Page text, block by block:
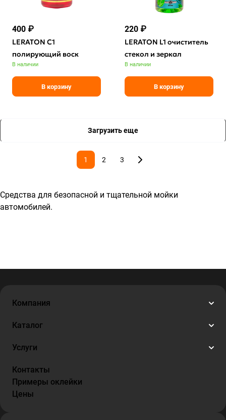
400 ₽
LERATON C1
полирующий воск
В наличии
В корзину
220 ₽
LERATON L1 очиститель
стекол и зеркал
В наличии
В корзину
Загрузить еще
1 2 3
Средства для безопасной и тщательной мойки
автомобилей.
Компания
Каталог
Услуги
Контакты
Примеры оклейки
Цены